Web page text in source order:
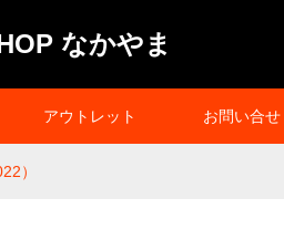
なかやま
アウトレット お問い合せ
）